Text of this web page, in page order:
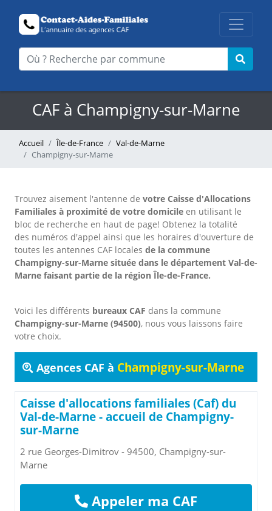
CAF à Champigny-sur-Marne
Accueil Île-de-France
Val-de-Marne
Champigny-sur-Marne
Trouvez aisement l'antenne de votre Caisse d'Allocations
Familiales à proximité de votre domicile en utilisant le
bloc de recherche en haut de page! Obtenez la totalité
des numéros d'appel ainsi que les horaires d'ouverture de
toutes les antennes CAF locales de la commune
Champigny-sur-Marne située dans le département Val-de-
Marne faisant partie de la région Île-de-France.
Voici les différents bureaux CAF dans la commune
Champigny-sur-Marne (94500), nous vous laissons faire
votre choix.
Agences CAF à Champigny-sur-Marne
Caisse d'allocations familiales (Caf) du
Val-de-Marne - accueil de Champigny-
sur-Marne
2 rue Georges-Dimitrov - 94500, Champigny-sur-
Marne
Appeler ma CAF